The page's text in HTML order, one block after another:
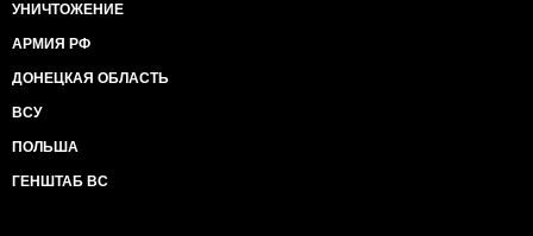
УНИЧТОЖЕНИЕ
АРМИЯ РФ
ДОНЕЦКАЯ ОБЛАСТЬ
ВСУ
ПОЛЬША
ГЕНШТАБ ВС